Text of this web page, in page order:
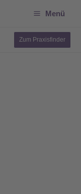
Menü
Zum Praxisfinder